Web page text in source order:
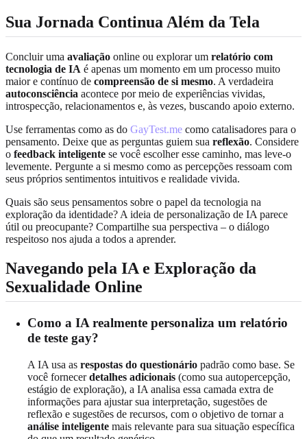
Sua Jornada Continua Além da Tela
Concluir uma avaliação online ou explorar um relatório com
tecnologia de IA é apenas um momento em um processo muito
maior e contínuo de compreensão de si mesmo. A verdadeira
autoconsciência acontece por meio de experiências vividas,
introspecção, relacionamentos e, às vezes, buscando apoio externo.
Use ferramentas como as do GayTest.me como catalisadores para o
pensamento. Deixe que as perguntas guiem sua reflexão. Considere
o feedback inteligente se você escolher esse caminho, mas leve-o
levemente. Pergunte a si mesmo como as percepções ressoam com
seus próprios sentimentos intuitivos e realidade vivida.
Quais são seus pensamentos sobre o papel da tecnologia na
exploração da identidade? A ideia de personalização de IA parece
útil ou preocupante? Compartilhe sua perspectiva – o diálogo
respeitoso nos ajuda a todos a aprender.
Navegando pela IA e Exploração da
Sexualidade Online
Como a IA realmente personaliza um relatório
de teste gay?
A IA usa as respostas do questionário padrão como base. Se
você fornecerdetalhes adicionais (como sua autopercepção,
estágio de exploração), a IA analisa essa camada extra de
informações para ajustar sua interpretação, sugestões de
reflexão e sugestões de recursos, com o objetivo de tornar a
análise inteligente mais relevante para sua situação específica